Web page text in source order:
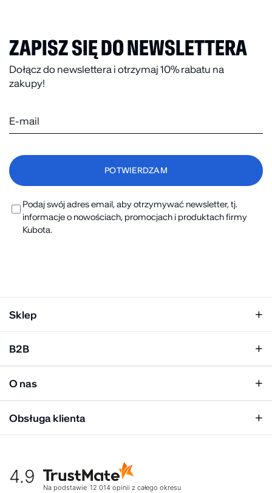
ZAPISZ SIĘ DO NEWSLETTERA
Dołącz do newslettera i otrzymaj 10% rabatu na
zakupy!
Podaj swój adres email, aby otrzymywać newsletter, tj.
informacje o nowościach, promocjach i produktach firmy
Kubota.
Sklep
Klapki męskie
Mężczyzna
B2B
Panel hurtowy
O nas
Biuro prasowe
Kultura organizacyjna
Obsługa klienta
Warunki dostawy
Zwroty
4.9
Na podstawie 12 014 opinii z całego okresu